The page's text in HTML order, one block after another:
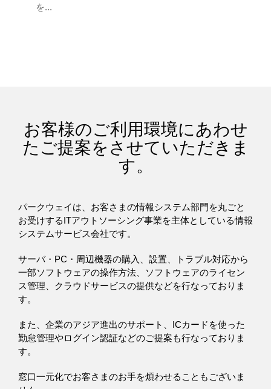
を...
お客様のご利用環境にあわせ
たご提案をさせていただきま
す。
パークウェイは、お客さまの情報システム部門を丸ごと
お受けするITアウトソーシング事業を主体としている情報
システムサービス会社です。
サーバ・PC・周辺機器の購入、設置、トラブル対応から
一部ソフトウェアの操作方法、ソフトウェアのライセン
ス管理、クラウドサービスの提供などを行なっておりま
す。
また、企業のアジア進出のサポート、ICカードを使った
勤怠管理やログイン認証などのご提案も行なっておりま
す。
窓口一元化でお客さまのお手を煩わせることもございま